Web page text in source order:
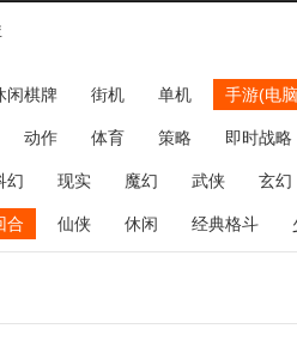
闲棋牌 街机 单机 手游(电
动作 体育 策略
即时战略
三人称射击 棋类 牌类 麻将
幻 现实 魔幻 武侠 玄幻
合 仙侠 休闲 经典格斗